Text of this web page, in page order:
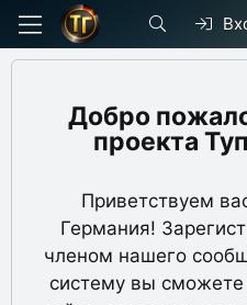
проекта
Приветствуем
Германия!
членом нашего
систему вы сможете